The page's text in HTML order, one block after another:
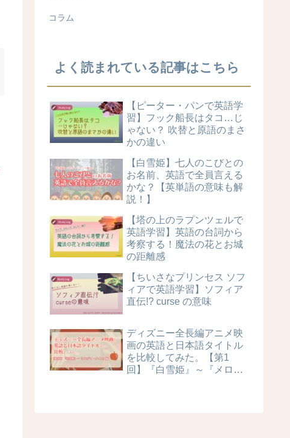
コラム
よく読まれている記事はこちら
【ピーター・パンで英語学
習】フック船長はタコ…じ
ゃない？ 吹替と原語のまさ
かの違い
【白雪姫】七人のこびとの
お名前、英語で全員言える
かな？【英単語の意味も解
説！】
【塔の上のラプンツェルで
英語学習】英語の台詞から
考察する！魔法の花とお城
の距離感
【ちいさなプリンセス ソフ
ィアで英語学習】ソフィア
直伝!? curse の意味
ディズニー全長編アニメ映
画の英語と日本語タイトル
を比較してみた。【第1
回】『白雪姫』～『メロデ